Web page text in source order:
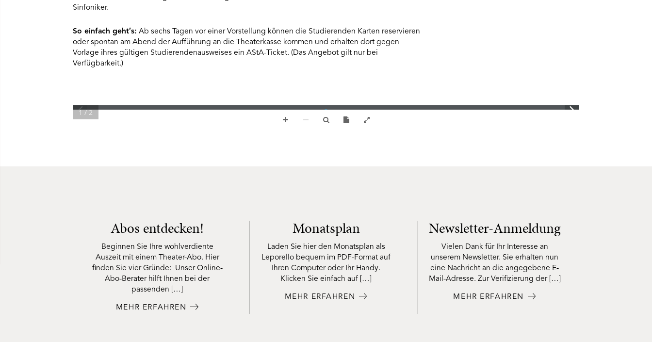
Sinfoniker.
So einfach geht′s: Ab sechs Tagen vor einer Vorstellung können die Studierenden Karten reservieren
oder spontan am Abend der Aufführung an die Theaterkasse kommen und erhalten dort gegen
Vorlage ihres gültigen Studierendenausweises ein AStA-Ticket. (Das Angebot gilt nur bei
Verfügbarkeit.)
1 / 2
Abos entdecken!
Beginnen Sie Ihre wohlverdiente
Auszeit mit einem Theater-Abo. Hier
finden Sie vier Gründe: Unser Online-
Abo-Berater hilft Ihnen bei der
passenden […]
MEHR ERFAHREN
Monatsplan
Laden Sie hier den Monatsplan als
Leporello bequem im PDF-Format auf
Ihren Computer oder Ihr Handy.
Klicken Sie einfach auf […]
MEHR ERFAHREN
Newsletter-Anmeldung
Vielen Dank für Ihr Interesse an
unserem Newsletter. Sie erhalten nun
eine Nachricht an die angegebene E-
Mail-Adresse. Zur Verifizierung der […]
MEHR ERFAHREN